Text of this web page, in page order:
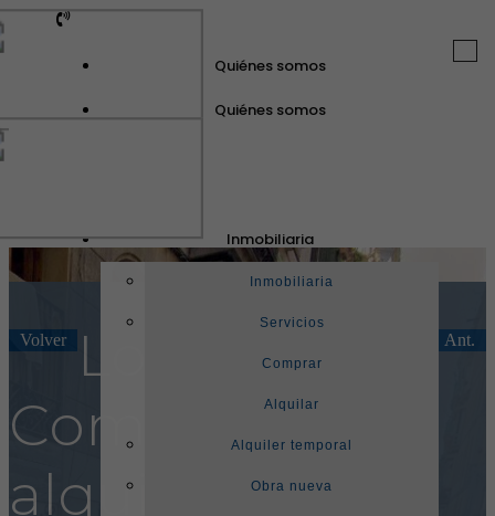
Quiénes somos
Quiénes somos
Inmobiliaria
Inmobiliaria
Servicios
Comprar
Alquilar
Alquiler temporal
Obra nueva
Volver Ant.
Local
Comercial en
alquiler en